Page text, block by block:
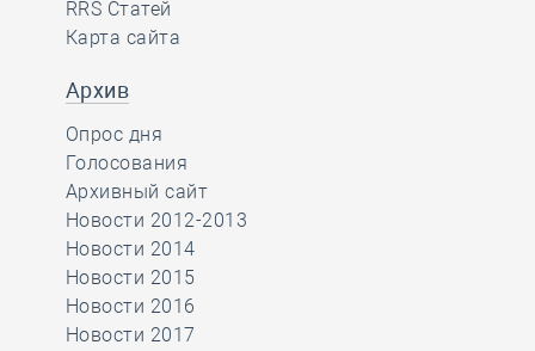
RRS Статей
Карта сайта
Архив
Опрос дня
Голосования
Архивный сайт
Новости 2012-2013
Новости 2014
Новости 2015
Новости 2016
Новости 2017